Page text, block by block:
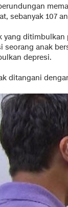
sebanyak 107
yang
seorang anak
depresi.
ditangani